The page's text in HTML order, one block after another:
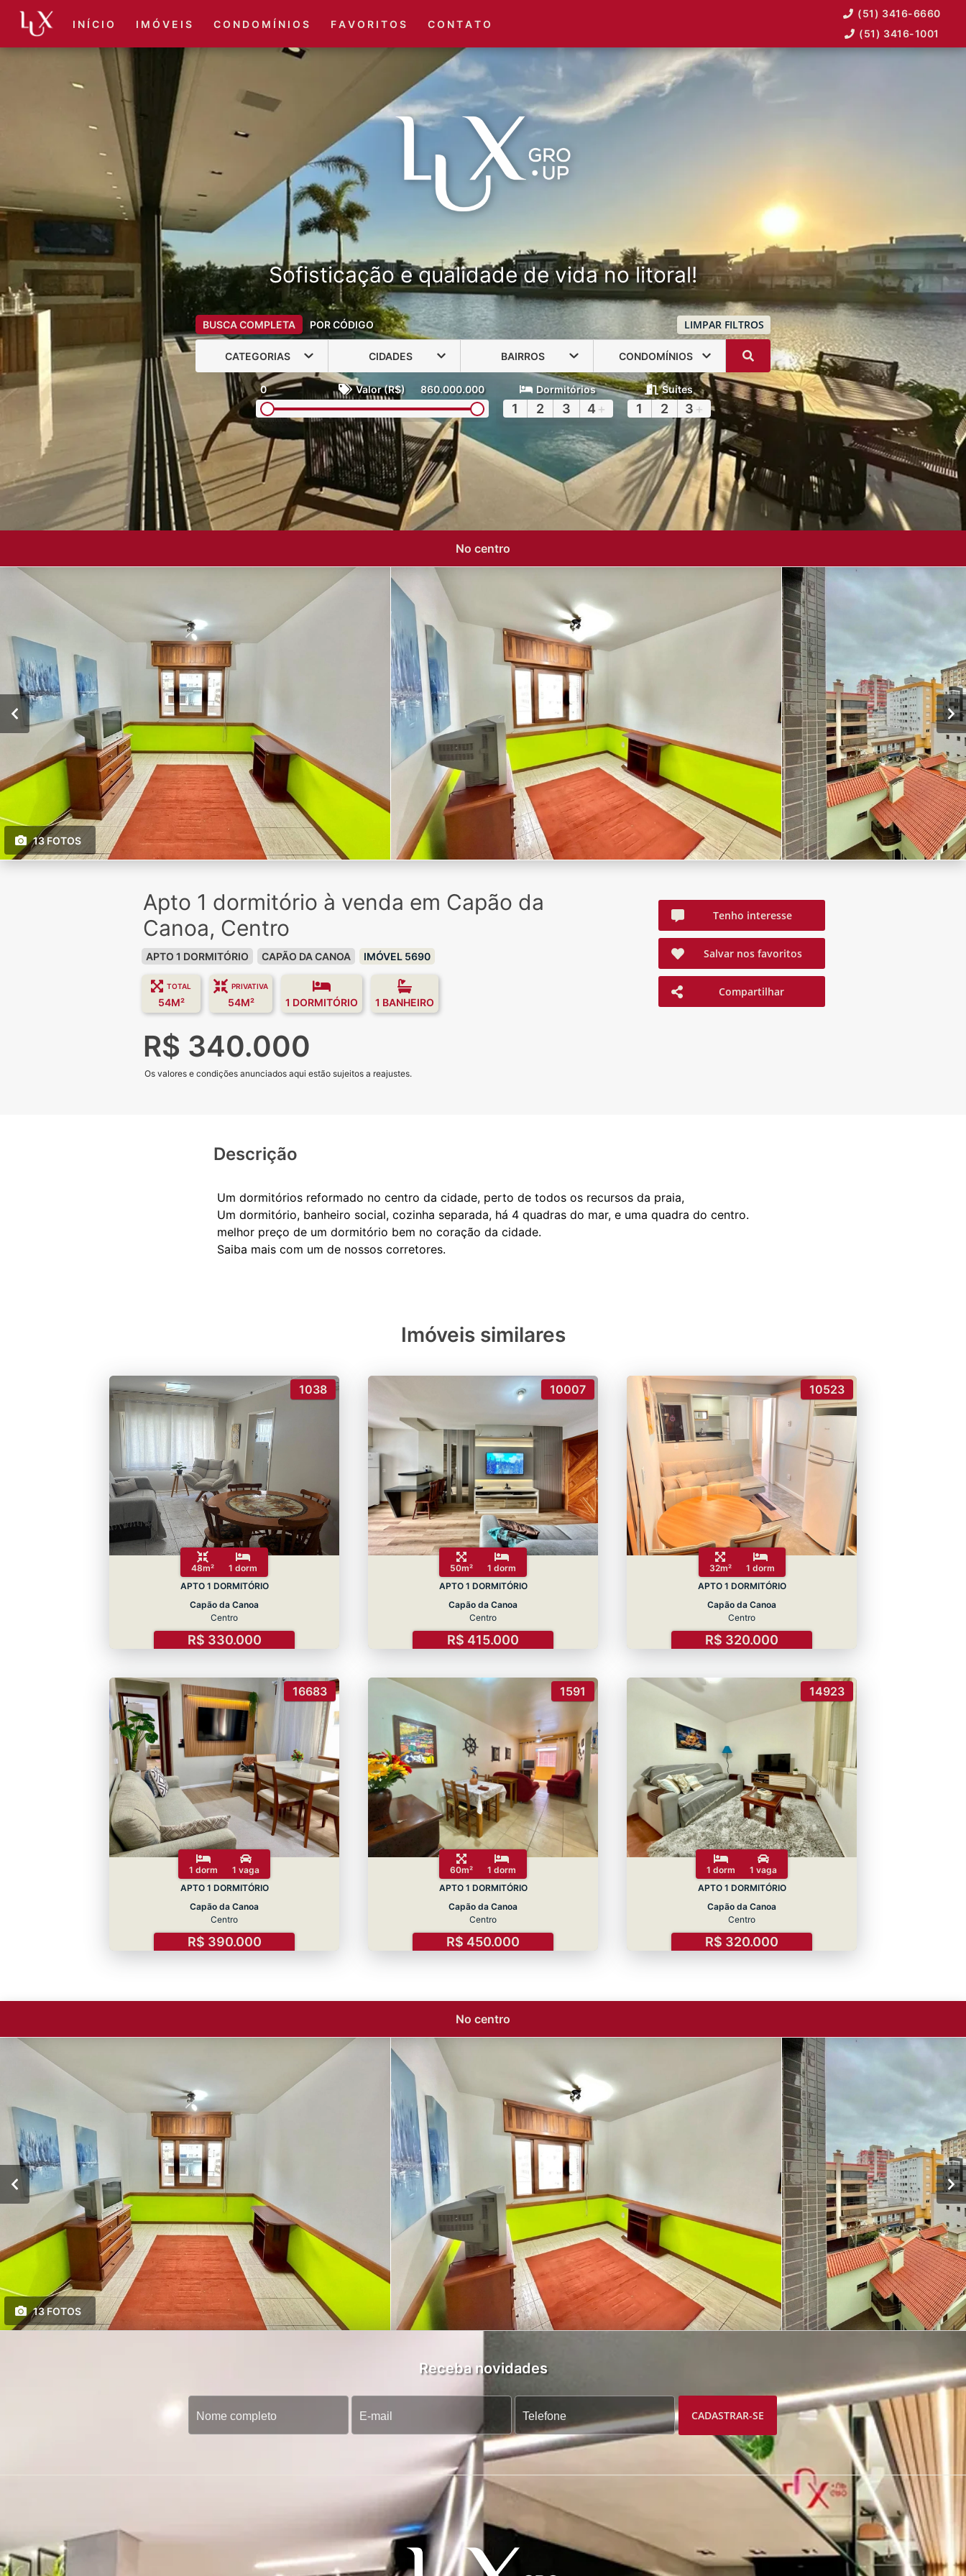
(51) 3416-6660
I N Í C I O I M Ó V E I S C O N D O M Í N I O S F A V O R I T O S C O N T A T O
(51) 3416-6660
(51) 3416-1001
Sofisticação e qualidade de vida no litoral!
BUSCA COMPLETA POR CÓDIGO LIMPAR FILTROS
CATEGORIAS CIDADES BAIRROS CONDOMÍNIOS
0 Valor (R$) 860.000.000 Dormitórios
1 2 3 4 +
Suítes
1 2 3 +
No centro
13 FOTOS
Apto 1 dormitório à venda em Capão da
Canoa, Centro
APTO 1 DORMITÓRIO CAPÃO DA CANOA IMÓVEL 5690
TOTAL
54M²
PRIVATIVA
54M² 1 DORMITÓRIO 1 BANHEIRO
R$ 340.000
Os valores e condições anunciados aqui estão sujeitos a reajustes.
Tenho interesse
Salvar nos favoritos
Compartilhar
Descrição
Um dormitórios reformado no centro da cidade, perto de todos os recursos da praia,
Um dormitório, banheiro social, cozinha separada, há 4 quadras do mar, e uma quadra do centro.
melhor preço de um dormitório bem no coração da cidade.
Imóveis similares
1038
48m²
1 dorm
APTO 1 DORMITÓRIO
Capão da Canoa
Centro
R$ 330.000
10007
50m²
1 dorm
APTO 1 DORMITÓRIO
Capão da Canoa
Centro
R$ 415.000
10523
32m²
1 dorm
APTO 1 DORMITÓRIO
Capão da Canoa
Centro
R$ 320.000
16683
1 dorm
1 vaga
APTO 1 DORMITÓRIO
Capão da Canoa
Centro
R$ 390.000
1591
60m²
1 dorm
APTO 1 DORMITÓRIO
Capão da Canoa
Centro
R$ 450.000
14923
1 dorm
1 vaga
APTO 1 DORMITÓRIO
Capão da Canoa
Centro
R$ 320.000
No centro
13 FOTOS
Receba novidades
CADASTRAR-SE